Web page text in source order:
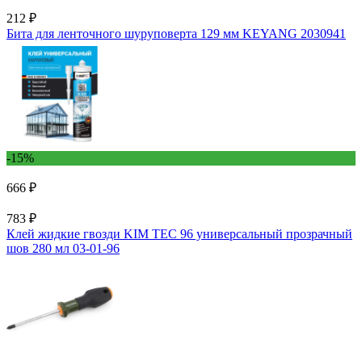
212 ₽
Бита для ленточного шуруповерта 129 мм KEYANG 2030941
-15%
666 ₽
783 ₽
Клей жидкие гвозди KIM TEC 96 универсальный прозрачный
шов 280 мл 03-01-96